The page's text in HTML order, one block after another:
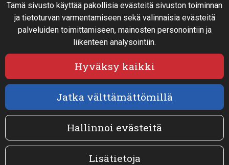
Tämä sivusto käyttää pakollisia evästeitä sivuston toiminnan
ja tietoturvan varmentamiseen sekä valinnaisia evästeitä
palveluiden toimittamiseen, mainosten personointiin ja
liikenteen analysointiin.
Hyväksy kaikki
Jatka välttämättömillä
Hallinnoi evästeitä
Lisätietoja
Rahoitus
Näin teet ostoksia verkkokaupassa
Sopimusehdot- ja toimitusehdot
Seuraa sosiaalisessa mediassa
Facebook